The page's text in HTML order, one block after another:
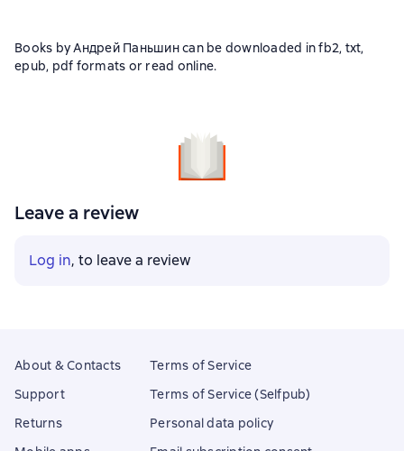
Books by Андрей Паньшин can be downloaded in fb2, txt,
epub, pdf formats or read online.
Leave a review
Log in, to leave a review
About & Contacts
Support
Returns
Terms of Service
Terms of Service (Selfpub)
Personal data policy